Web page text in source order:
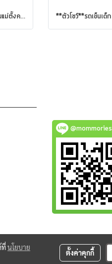
BellyBra® เสื้อชั้นในสำหรับคุณแม่ตั้งครรภ์ Maternity Support Tank
@mommories
ที่นโยบาย
ตั้งค่าคุกกี้